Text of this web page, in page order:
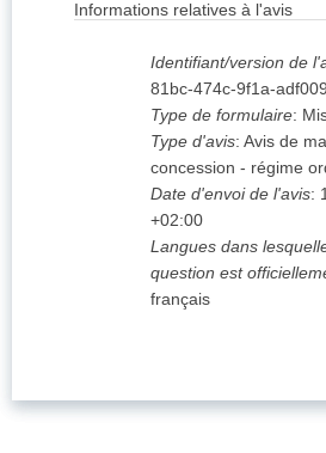
Informations relatives à l'avis
Identifiant/version de
81bc-474c-9f1a-
Type de formulaire:
Type d'avis: Avis de
concession - régime
Date d'envoi de l'avis:
+02:00
Langues dans
question est
français